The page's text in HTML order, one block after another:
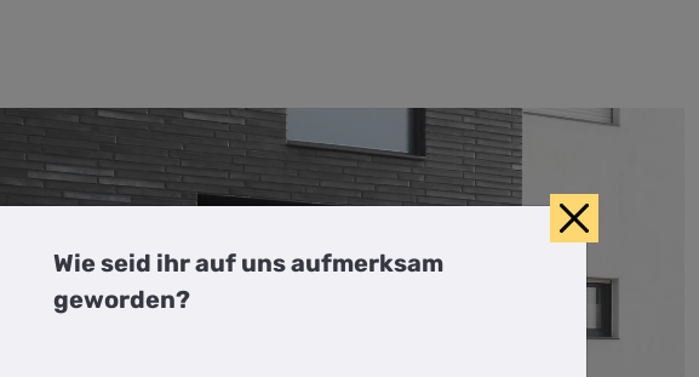
Wie seid ihr auf uns aufmerksam
geworden?